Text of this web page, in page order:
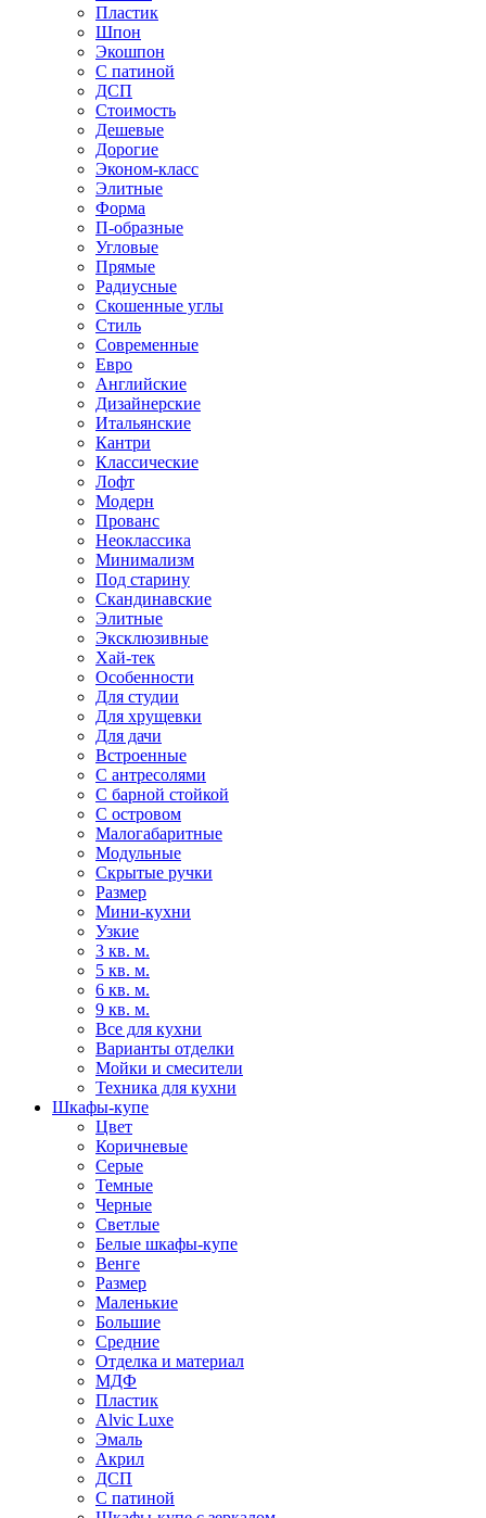
Пластик
Шпон
Экошпон
С патиной
ДСП
Стоимость
Дешевые
Дорогие
Эконом-класс
Элитные
Форма
П-образные
Угловые
Прямые
Радиусные
Скошенные углы
Стиль
Современные
Евро
Английские
Дизайнерские
Итальянские
Кантри
Классические
Лофт
Модерн
Прованс
Неоклассика
Минимализм
Под старину
Скандинавские
Элитные
Эксклюзивные
Хай-тек
Особенности
Для студии
Для хрущевки
Для дачи
Встроенные
С антресолями
С барной стойкой
С островом
Малогабаритные
Модульные
Скрытые ручки
Размер
Мини-кухни
Узкие
3 кв. м.
5 кв. м.
6 кв. м.
9 кв. м.
Все для кухни
Варианты отделки
Мойки и смесители
Техника для кухни
Шкафы-купе
Цвет
Коричневые
Серые
Темные
Черные
Светлые
Белые шкафы-купе
Венге
Размер
Маленькие
Большие
Средние
Отделка и материал
МДФ
Пластик
Alvic Luxe
Эмаль
Акрил
ДСП
С патиной